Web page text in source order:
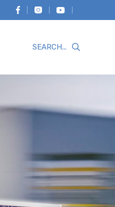
Recherche